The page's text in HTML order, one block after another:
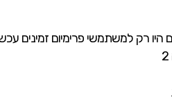
רק למשתמשי פרימיום זמינים